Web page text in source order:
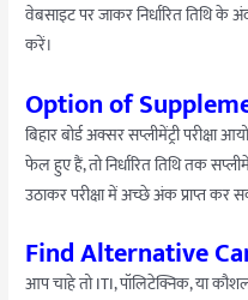
वेबसाइट पर जाकर निर्धारित तिथि
करें।
Option of
बिहार बोर्ड अक्सर सप्लीमेंट्री
फेल हुए हैं, तो निर्धारित तिथि तक
उठाकर परीक्षा में अच्छे अंक प्राप्त कर
Find Alternative
आप चाहे तो ITI, पॉलिटेक्निक, या